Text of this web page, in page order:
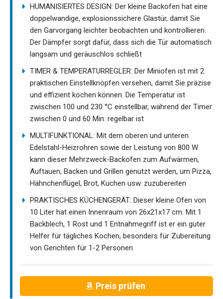
HUMANISIERTES DESIGN: Der kleine Backofen hat eine
doppelwandige, explosionssichere Glastür, damit Sie
den Garvorgang leichter beobachten und kontrollieren.
Der Dämpfer sorgt dafür, dass sich die Tür automatisch
langsam und geräuschlos schließt
TIMER & TEMPERATURREGLER: Der Miniofen ist mit 2
praktischen Einstellknöpfen versehen, damit Sie präzise
und effizient kochen können. Die Temperatur ist
zwischen 100 und 230 °C einstellbar, während der Timer
zwischen 0 und 60 Min. regelbar ist
MULTIFUNKTIONAL: Mit dem oberen und unteren
Edelstahl-Heizrohren sowie der Leistung von 800 W
kann dieser Mehrzweck-Backofen zum Aufwärmen,
Auftauen, Backen und Grillen genutzt werden, um Pizza,
Hähnchenflügel, Brot, Kuchen usw. zuzubereiten
PRAKTISCHES KÜCHENGERÄT: Dieser kleine Ofen von
10 Liter hat einen Innenraum von 26x21x17 cm. Mit 1
Backblech, 1 Rost und 1 Entnahmegriff ist er ein guter
Helfer für tägliches Kochen, besonders für Zubereitung
von Gerichten für 1-2 Personen
Preis prüfen